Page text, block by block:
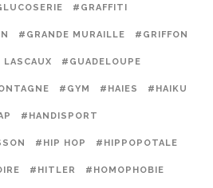
#GRAFFITI
#GRANDE MURAILLE #GRIFFON
#GUADELOUPE
#GYM #HAIES #HAIKU
#HANDISPORT
#HIP HOP #HIPPOPOTALE
#HITLER #HOMOPHOBIE